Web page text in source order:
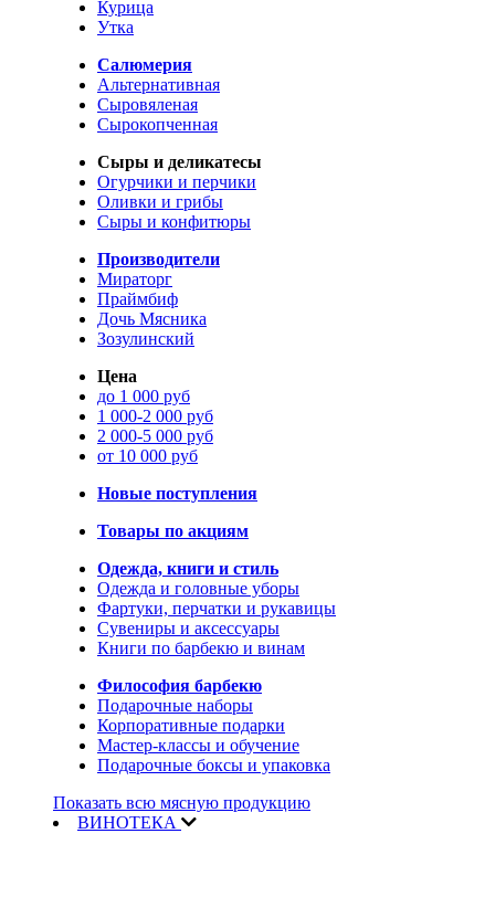
Курица
Утка
Салюмерия
Альтернативная
Сыровяленая
Сырокопченная
Сыры и деликатесы
Огурчики и перчики
Оливки и грибы
Сыры и конфитюры
Производители
Мираторг
Праймбиф
Дочь Мясника
Зозулинский
Цена
до 1 000 руб
1 000-2 000 руб
2 000-5 000 руб
от 10 000 руб
Новые поступления
Товары по акциям
Одежда, книги и стиль
Одежда и головные уборы
Фартуки, перчатки и рукавицы
Сувениры и аксессуары
Книги по барбекю и винам
Философия барбекю
Подарочные наборы
Корпоративные подарки
Мастер-классы и обучение
Подарочные боксы и упаковка
Показать всю мясную продукцию
ВИНОТЕКА